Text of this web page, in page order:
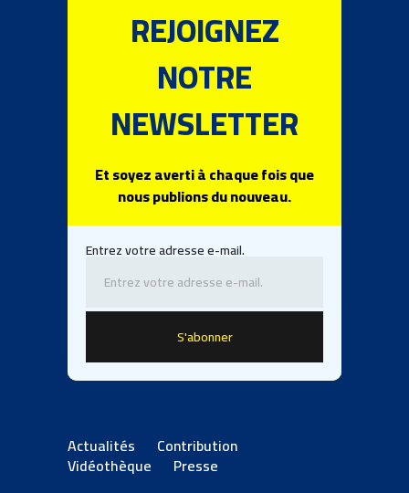
REJOIGNEZ
NOTRE
NEWSLETTER
Et soyez averti à chaque fois que
nous publions du nouveau.
Entrez votre adresse e-mail.
Actualités Contribution
Vidéothèque Presse